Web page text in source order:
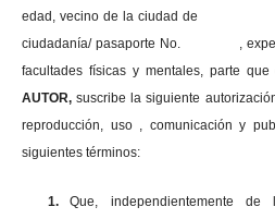
edad, vecino de la ciudad de ,
ciudadanía/ pasaporte No. ,
facultades físicas y mentales, parte
AUTOR,suscribe la siguiente
reproducción, uso , comunicación y
siguientes términos:
1.
Que, independientemente de